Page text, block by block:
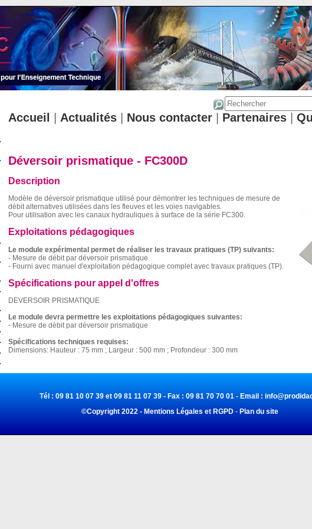
Accueil Actualités| Nous contacter| Partenaires|
Déversoir prismatique - FC300D
Description
Modèle de déversoir prismatique utilisé pour démontrer les techniques de mesure de
débit alternatives utilisées dans les fleuves et les voies navigables.
Pour utilisation avec les canaux hydrauliques à surface de la série FC300.
Exploitations pédagogiques
Le module expérimental permet de réaliser les travaux pratiques (TP) suivants:
- Mesure de débit par déversoir prismatique
- Fourni avec manuel d'exploitation pédagogique complet avec travaux pratiques (TP).
Spécifications pour appel d'offres
DEVERSOIR PRISMATIQUE
Le module devra permettre les exploitations pédagogiques suivantes:
- Mesure de débit par déversoir prismatique
Spécifications techniques requises:
Dimensions: Hauteur : 75 mm ; Largeur : 500 mm ; Profondeur : 300 mm
Tél : 09 81 10 07 39 et 09 81 11 07 39 - Fax : 09 81 70 70 01 - Email :
©Copyright 2022 - Mentions Légales et RGPD - Plan du site